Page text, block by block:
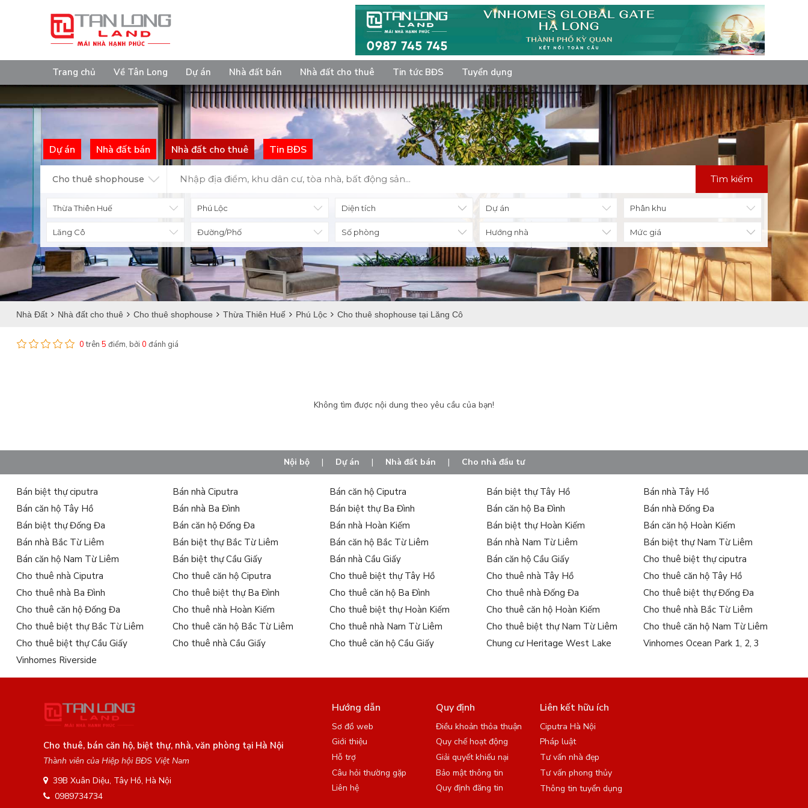
Trang chủ Về Tân Long Dự án Nhà đất bán Nhà đất cho thuê Tin tức BĐS Tuyển dụng
Dự án Nhà đất bán Nhà đất cho thuê Tin BĐS
Cho thuê shophouse Tìm kiếm
Diện tích
Số phòng Hướng nhà Mức giá
Nhà Đất Nhà đất cho thuê Cho thuê shophouse Thừa Thiên Huế Phú Lộc Cho thuê shophouse tại Lăng Cô
0trên 5 điểm, bởi 0 đánh giá
Không tìm được nội dung theo yêu cầu của bạn!
Nội bộ | Dự án | Nhà đất bán | Cho nhà đầu tư
Bán biệt thự ciputra Bán nhà Ciputra Bán căn hộ Ciputra Bán biệt thự Tây Hồ
Bán nhà Tây Hồ
Bán căn hộ Tây Hồ
Bán nhà Ba Đình Bán biệt thự Ba Đình Bán căn hộ Ba Đình
Bán nhà Đống Đa
Bán biệt thự Đống Đa
Bán căn hộ Đống Đa Bán nhà Hoàn Kiếm Bán biệt thự Hoàn Kiếm
Bán căn hộ Hoàn Kiếm
Bán nhà Bắc Từ Liêm
Bán biệt thự Bắc Từ Liêm Bán căn hộ Bắc Từ Liêm Bán nhà Nam Từ Liêm
Bán biệt thự Nam Từ Liêm
Bán căn hộ Nam Từ Liêm
Bán biệt thự Cầu Giấy Bán nhà Cầu Giấy Bán căn hộ Cầu Giấy
Cho thuê biệt thự ciputra
Cho thuê nhà Ciputra
Cho thuê căn hộ Ciputra Cho thuê biệt thự Tây Hồ Cho thuê nhà Tây Hồ
Cho thuê căn hộ Tây Hồ
Cho thuê nhà Ba Đình
Cho thuê biệt thự Ba Đình Cho thuê căn hộ Ba Đình Cho thuê nhà Đống Đa
Cho thuê biệt thự Đống Đa
Cho thuê căn hộ Đống Đa
Cho thuê nhà Hoàn Kiếm Cho thuê biệt thự Hoàn Kiếm Cho thuê căn hộ Hoàn Kiếm
Cho thuê nhà Bắc Từ Liêm
Cho thuê biệt thự Bắc Từ Liêm
Cho thuê căn hộ Bắc Từ Liêm Cho thuê nhà Nam Từ Liêm Cho thuê biệt thự Nam Từ Liêm
Cho thuê căn hộ Nam Từ Liêm
Cho thuê biệt thự Cầu Giấy
Cho thuê nhà Cầu Giấy Cho thuê căn hộ Cầu Giấy Chung cư Heritage West Lake
Vinhomes Ocean Park 1, 2, 3
Vinhomes Riverside
Cho thuê, bán căn hộ, biệt thự, nhà, văn phòng tại Hà Nội
Thành viên của Hiệp hội BĐS Việt Nam
39B Xuân Diệu, Tây Hồ, Hà Nội
0989734734
Hướng dẫn
Sơ đồ web
Giới thiệu
Hỗ trợ
Câu hỏi thường gặp
Liên hệ
Quy định
Điều khoản thỏa thuận
Quy chế hoạt động
Giải quyết khiếu nại
Bảo mật thông tin
Quy định đăng tin
Liên kết hữu ích
Ciputra Hà Nội
Pháp luật
Tư vấn nhà đẹp
Tư vấn phong thủy
Thông tin tuyển dụng